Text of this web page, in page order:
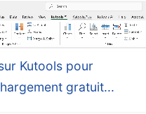
Kutools pour
gratuit...